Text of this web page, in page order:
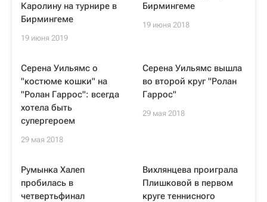
Каролину на турнире в
Бирмингеме
19 июня 2019
Бирмингеме
19 июня 2018
Серена Уильямс о
"костюме кошки" на
"Ролан Гаррос": всегда
хотела быть
супергероем
29 мая 2018
Серена Уильямс вышла
во второй круг "Ролан
Гаррос"
29 мая 2018
Румынка Халеп
пробилась в
четвертьфинал
Вихлянцева проиграла
Плишковой в первом
круге теннисного